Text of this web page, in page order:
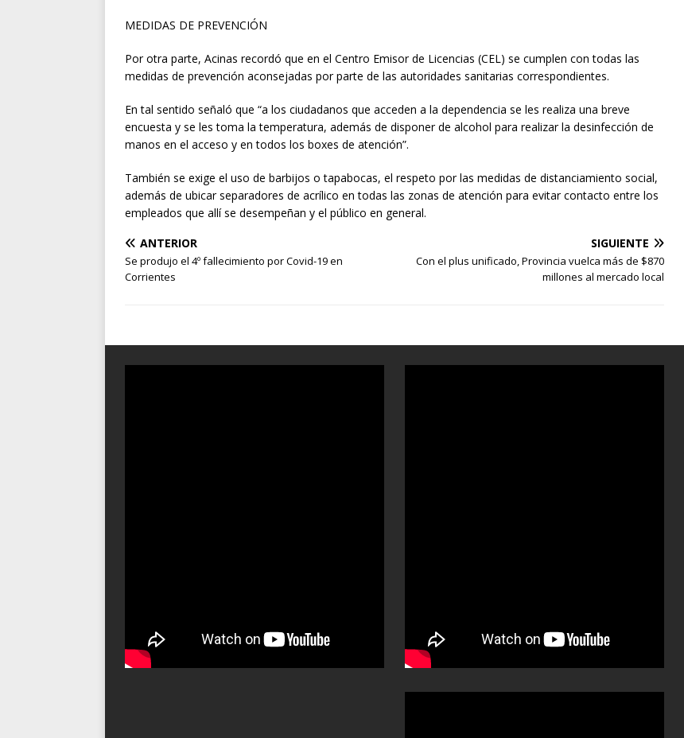
MEDIDAS DE PREVENCIÓN
Por otra parte, Acinas recordó que en el Centro Emisor de Licencias (CEL) se cumplen con todas las
medidas de prevención aconsejadas por parte de las autoridades sanitarias correspondientes.
En tal sentido señaló que “a los ciudadanos que acceden a la dependencia se les realiza una breve
encuesta y se les toma la temperatura, además de disponer de alcohol para realizar la desinfección de
manos en el acceso y en todos los boxes de atención”.
También se exige el uso de barbijos o tapabocas, el respeto por las medidas de distanciamiento social,
además de ubicar separadores de acrílico en todas las zonas de atención para evitar contacto entre los
empleados que allí se desempeñan y el público en general.
ANTERIOR
Se produjo el 4º fallecimiento por Covid-19 en
Corrientes
SIGUIENTE
Con el plus unificado, Provincia vuelca más de $870
millones al mercado local